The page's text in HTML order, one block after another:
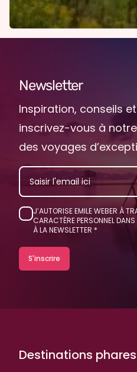
Newsletter
Inspiration, conseils
inscrivez-vous à
des voyages
EMAIL
J’AUTORISE EMILE WEBER À
CARACTÈRE PERSONNEL
À LA NEWSLETTER
Destinations phares